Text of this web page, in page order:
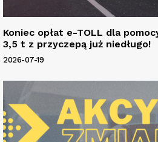
Koniec opłat e-TOLL dla
3,5 t z przyczepą już niedługo!
2026-07-19